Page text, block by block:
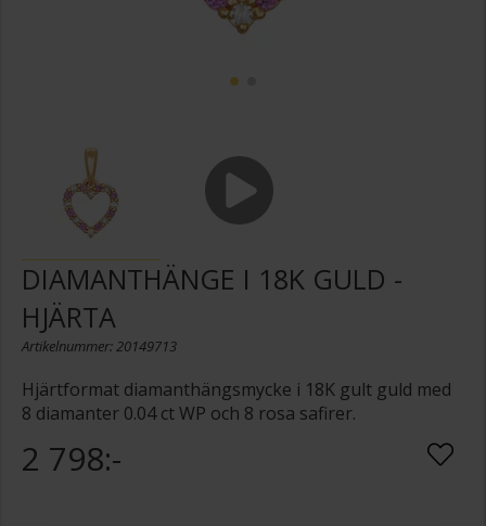
DIAMANTHÄNGE I 18K GULD -
HJÄRTA
Artikelnummer: 20149713
Hjärtformat diamanthängsmycke i 18K gult guld med
8 diamanter 0.04 ct WP och 8 rosa safirer.
2 798:-